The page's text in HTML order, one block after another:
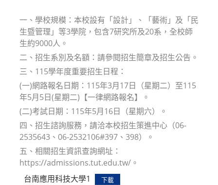
一、學校規模：本校設有「設計」、「藝術」及「民
生暨管理」等3學院，包含7研究所及20系，全校師
生約9000人。
二、招生系別及名額：請參閱招生簡章及招生公告。
三、115學年度重要招生日程：
(一)網路報名日期：115年3月17日（星期二）至115
年5月5日(星期二)【一律網路報名】。
(二)考試日期：115年5月16日（星期六）。
四、招生諮詢服務，請洽本校招生策進中心（06-
2535643、06-2532106#397、398）。
五、相關招生資訊查詢網址：
https://admissions.tut.edu.tw/。
台南應用科技大學1
下載